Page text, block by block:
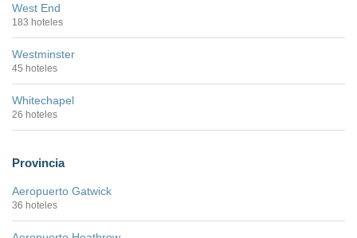
West End
183 hoteles
Westminster
45 hoteles
Whitechapel
26 hoteles
Provincia
Aeropuerto Gatwick
36 hoteles